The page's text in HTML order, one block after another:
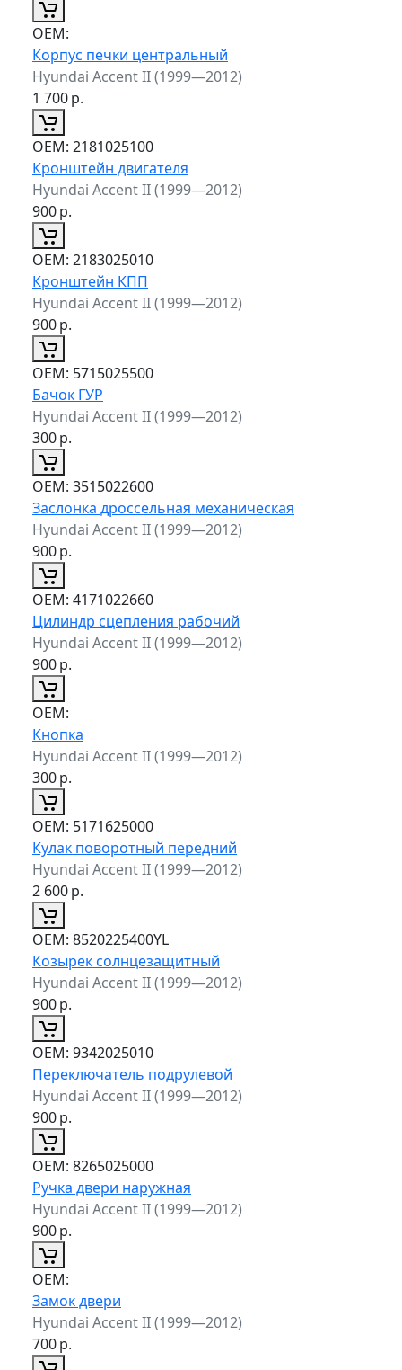
ОЕМ:
Корпус печки центральный
Hyundai Accent II (1999—2012)
1 700р.
ОЕМ: 2181025100
Кронштейн двигателя
Hyundai Accent II (1999—2012)
900р.
ОЕМ: 2183025010
Кронштейн КПП
Hyundai Accent II (1999—2012)
900р.
ОЕМ: 5715025500
Бачок ГУР
Hyundai Accent II (1999—2012)
300р.
ОЕМ: 3515022600
Заслонка дроссельная механическая
Hyundai Accent II (1999—2012)
900р.
ОЕМ: 4171022660
Цилиндр сцепления рабочий
Hyundai Accent II (1999—2012)
900р.
ОЕМ:
Кнопка
Hyundai Accent II (1999—2012)
300р.
ОЕМ: 5171625000
Кулак поворотный передний
Hyundai Accent II (1999—2012)
2 600р.
ОЕМ: 8520225400YL
Козырек солнцезащитный
Hyundai Accent II (1999—2012)
900р.
ОЕМ: 9342025010
Переключатель подрулевой
Hyundai Accent II (1999—2012)
900р.
ОЕМ: 8265025000
Ручка двери наружная
Hyundai Accent II (1999—2012)
900р.
ОЕМ:
Замок двери
Hyundai Accent II (1999—2012)
700р.